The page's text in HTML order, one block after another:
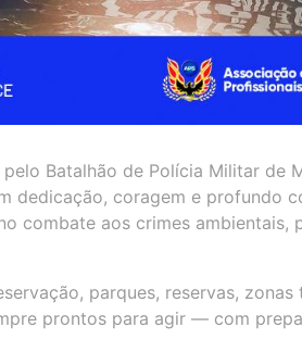
Batalhão de Polícia Militar de
dedicação, coragem e profundo
combate aos crimes
parques, reservas,
prontos para agir — com